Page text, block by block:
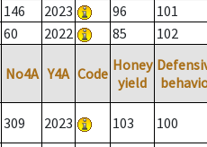
146 2023 96 101
60 2022 85 102
No4A Y4A Code Honey
yield
309 2023 103 100